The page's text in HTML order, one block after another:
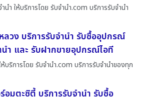
นำ ให้บริการโดย รับจํานํา.com บริการรับจำนำ
ลวง บริการรับจำนำ รับซื้ออุปกรณ์
ำ และ รับฝากขายอุปกรณ์ไอที
บริการโดย รับจํานํา.com บริการรับจำนำของทุก
อมตะซิตี้ บริการรับจำนำ รับซื้อ